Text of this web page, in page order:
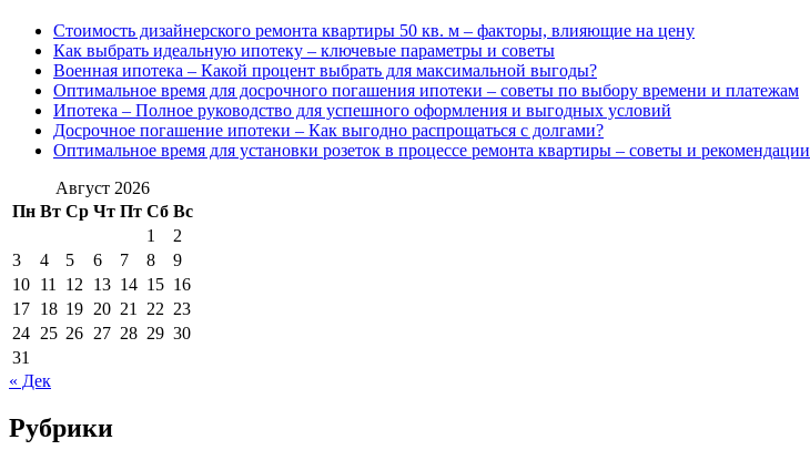
Стоимость дизайнерского ремонта квартиры 50 кв. м – факторы, влияющие на цену
Как выбрать идеальную ипотеку – ключевые параметры и советы
Военная ипотека – Какой процент выбрать для максимальной выгоды?
Оптимальное время для досрочного погашения ипотеки – советы по выбору времени и платежам
Ипотека – Полное руководство для успешного оформления и выгодных условий
Досрочное погашение ипотеки – Как выгодно распрощаться с долгами?
Оптимальное время для установки розеток в процессе ремонта квартиры – советы и рекомендации
Август 2026
Пн Вт Ср Чт Пт Сб Вс
1
2
3
4 5 6 7 8
9
10 11 12 13 14 15 16
17 18 19 20 21 22 23
24 25 26 27 28 29 30
31
« Дек
Рубрики